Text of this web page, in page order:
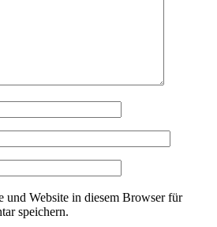
und Website in diesem Browser für
speichern.